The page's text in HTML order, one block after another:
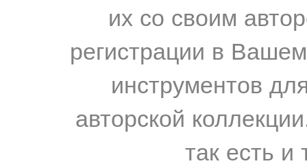
их со своим
регистрации в
инструментов
авторской
так есть и